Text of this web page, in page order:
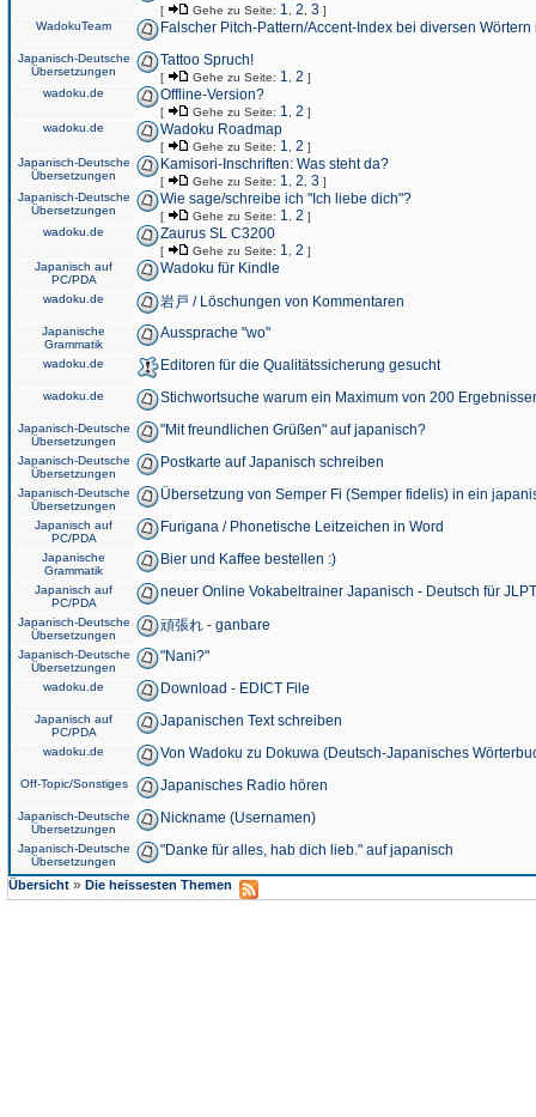
[ Gehe zu Seite: 1 2 3 ]
WadokuTeam
Falscher Pitch-Pattern/Accent-Index bei diversen
Japanisch-Deutsche
Übersetzungen
Tattoo Spruch!
[ Gehe zu Seite: 1 2 ]
wadoku.de
Offline-Version?
[ Gehe zu Seite: 1 2 ]
wadoku.de
Wadoku Roadmap
[ Gehe zu Seite: 1 2 ]
Japanisch-Deutsche
Übersetzungen
Kamisori-Inschriften: Was steht da?
[ Gehe zu Seite: 1 2 3 ]
Japanisch-Deutsche
Übersetzungen
Wie sage/schreibe ich "Ich liebe dich"?
[ Gehe zu Seite: 1 2 ]
wadoku.de
Zaurus SL C3200
[ Gehe zu Seite: 1 2 ]
Japanisch auf
PC/PDA
Wadoku für Kindle
wadoku.de 岩戸 / Löschungen von Kommentaren
Japanische
Grammatik
Aussprache "wo"
wadoku.de Editoren für die Qualitätssicherung gesucht
wadoku.de Stichwortsuche warum ein Maximum von 200
Japanisch-Deutsche
Übersetzungen
"Mit freundlichen Grüßen" auf japanisch?
Japanisch-Deutsche
Übersetzungen
Postkarte auf Japanisch schreiben
Japanisch-Deutsche
Übersetzungen
Übersetzung von Semper Fi (Semper fidelis) in ein
Japanisch auf
PC/PDA
Furigana / Phonetische Leitzeichen in Word
Japanische
Grammatik
Bier und Kaffee bestellen :)
Japanisch auf
PC/PDA
neuer Online Vokabeltrainer Japanisch - Deutsch für
Japanisch-Deutsche
Übersetzungen
頑張れ - ganbare
Japanisch-Deutsche
Übersetzungen
"Nani?"
wadoku.de Download - EDICT File
Japanisch auf
PC/PDA
Japanischen Text schreiben
wadoku.de Von Wadoku zu Dokuwa (Deutsch-Japanisches
Off-Topic/Sonstiges Japanisches Radio hören
Japanisch-Deutsche
Übersetzungen
Nickname (Usernamen)
Japanisch-Deutsche
Übersetzungen
"Danke für alles, hab dich lieb." auf japanisch
Übersicht » Die heissesten Themen